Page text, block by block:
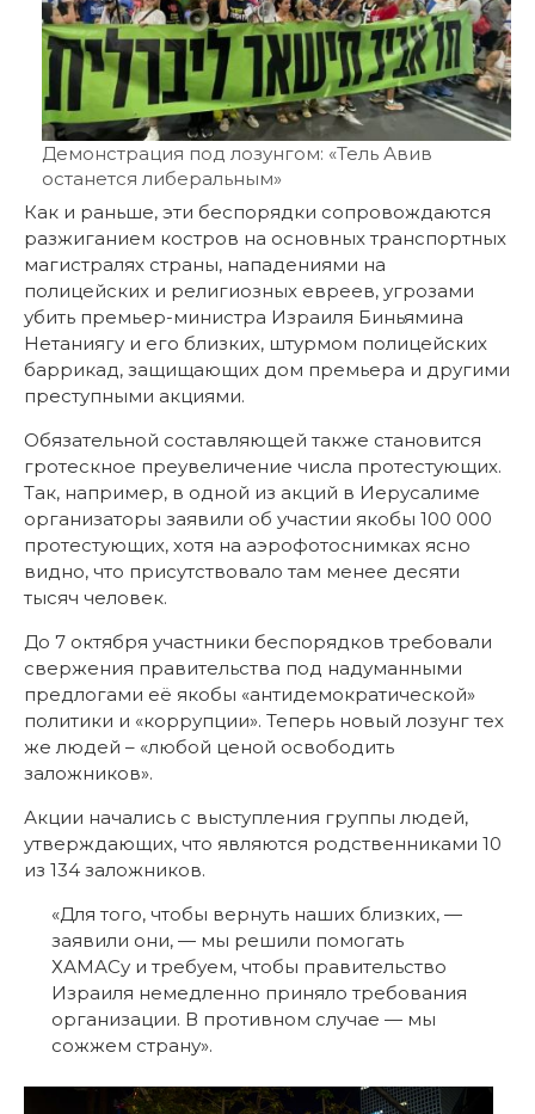
Демонстрация под лозунгом: «Тель Авив
останется либеральным»
Как и раньше, эти беспорядки сопровождаются
разжиганием костров на основных транспортных
магистралях страны, нападениями на
полицейских и религиозных евреев, угрозами
убить премьер-министра Израиля Биньямина
Нетаниягу и его близких, штурмом полицейских
баррикад, защищающих дом премьера и другими
преступными акциями.
Обязательной составляющей также становится
гротескное преувеличение числа протестующих.
Так, например, в одной из акций в Иерусалиме
организаторы заявили об участии якобы 100 000
протестующих, хотя на аэрофотоснимках ясно
видно, что присутствовало там менее десяти
тысяч человек.
До 7 октября участники беспорядков требовали
свержения правительства под надуманными
предлогами её якобы «антидемократической»
политики и «коррупции». Теперь новый лозунг тех
же людей – «любой ценой освободить
заложников».
Акции начались с выступления группы людей,
утверждающих, что являются родственниками 10
из 134 заложников.
«Для того, чтобы вернуть наших близких, —
заявили они, — мы решили помогать
ХАМАСу и требуем, чтобы правительство
Израиля немедленно приняло требования
организации. В противном случае — мы
сожжем страну».